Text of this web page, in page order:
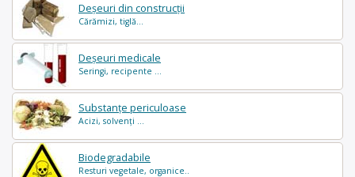
Deșeuri din construcții
Cărămizi, tiglă...
Deșeuri medicale
Seringi, recipente ...
Substanțe periculoase
Acizi, solvenți ...
Biodegradabile
Resturi vegetale, organice..